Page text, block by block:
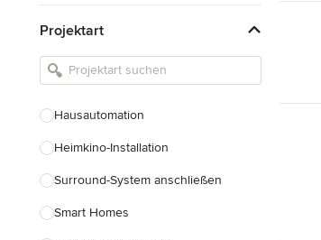
Landschaftsarchitekten
Armaturen & Sanitärbedarf
Projektart
Hausautomation
Heimkino-Installation
Surround-System anschließen
Smart Homes